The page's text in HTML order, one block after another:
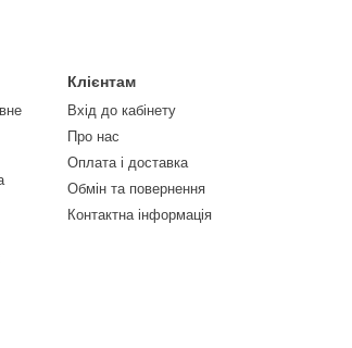
Клієнтам
Вхід до кабінету
Про нас
Оплата і доставка
Обмін та повернення
Контактна інформація